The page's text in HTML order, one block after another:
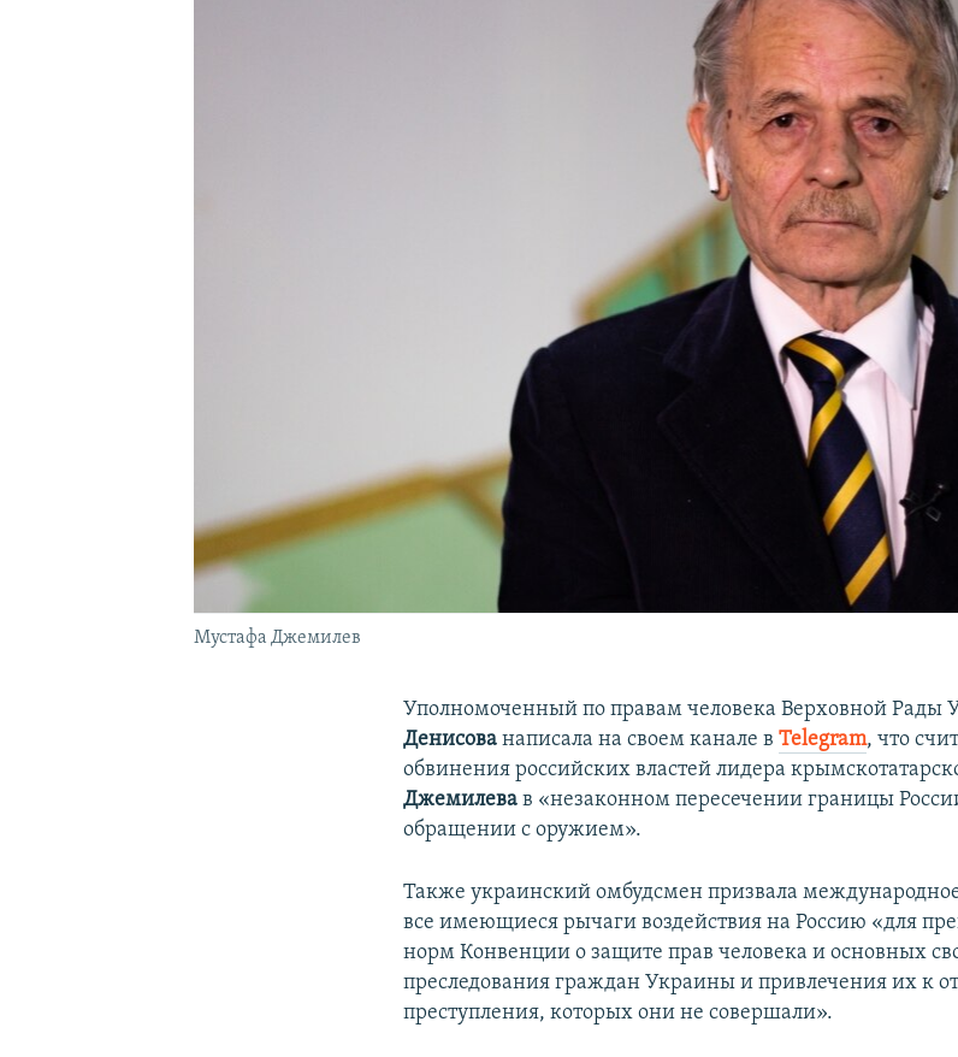
Мустафа Джемилев
Уполномоченный по правам человека Верховной Рады
Денисова ​написала на своем канале вTelegram, что
обвинения российских властей лидера
Джемилева в «незаконном пересечении границы
обращении с оружием».
Также украинский омбудсмен призвала
все имеющиеся рычаги воздействия на Россию «для
норм Конвенции о защите прав человека и основных
преследования граждан Украины и привлечения их к
преступления, которых они не совершали».